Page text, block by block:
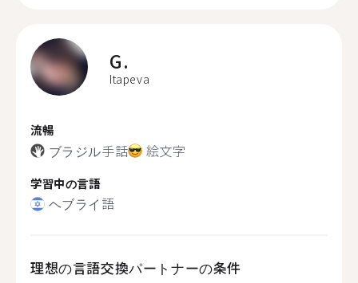
G.
Itapeva
流暢
ブラジル手話 絵文字
学習中の言語
ヘブライ語
理想の言語交換パートナーの条件